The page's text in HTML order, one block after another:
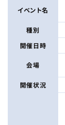
イベント名
種別
開催日時
会場
開催状況